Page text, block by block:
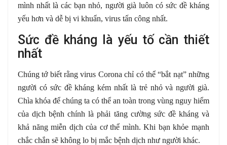
mình nhất là các bạn nhỏ, người già luôn có sức đề kháng
yếu hơn và dễ bị vi khuẩn, virus tấn công nhất.
Sức đề kháng là yếu tố cần thiết
nhất
Chúng tớ biết rằng virus Corona chỉ có thể “bắt nạt” những
người có sức đề kháng kém nhất là trẻ nhỏ và người già.
Chìa khóa để chúng ta có thể an toàn trong vùng nguy hiểm
của dịch bệnh chính là phải tăng cường sức đề kháng và
khả năng miễn dịch của cơ thể mình. Khi bạn khỏe mạnh
chắc chắn sẽ không lo bị mắc bệnh dịch như người khác.